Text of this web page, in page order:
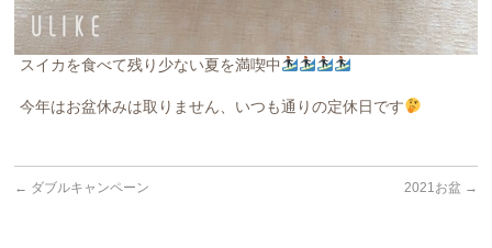
スイカを食べて残り少ない夏を満喫中
今年はお盆休みは取りません、いつも通りの定休日です
← ダブルキャンペーン 2021お盆 →